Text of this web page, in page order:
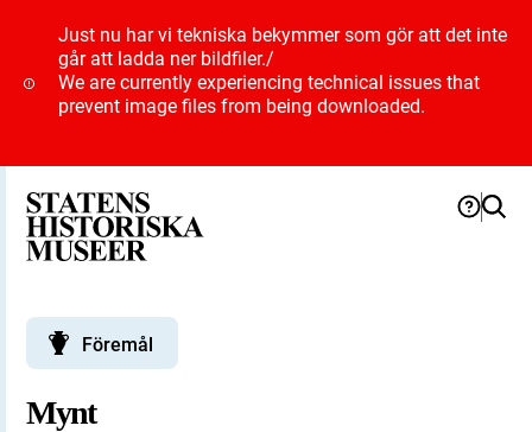
Just nu har vi tekniska bekymmer som gör att det inte
går att ladda ner bildfiler./
We are currently experiencing technical issues that
prevent image files from being downloaded.
Föremål
Mynt